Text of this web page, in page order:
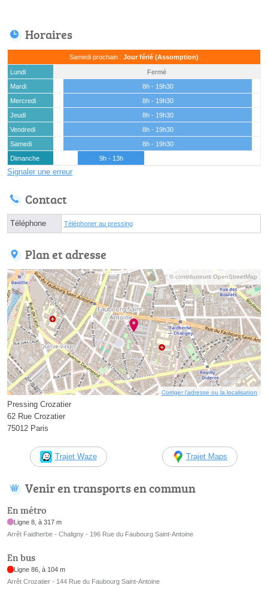
Horaires
Samedi prochain : Jour férié (Assomption)
Lundi
Fermé
Mardi
8h - 19h30
Mercredi
8h - 19h30
Jeudi
8h - 19h30
Vendredi
8h - 19h30
Samedi
8h - 19h30
Dimanche
9h - 13h
Signaler une erreur
Contact
Téléphone Téléphoner au pressing
Plan et adresse
© contributeurs OpenStreetMap
Corriger l’adresse ou la localisation
Pressing Crozatier
62 Rue Crozatier
75012 Paris
Trajet Waze Trajet Maps
Venir en transports en commun
En métro
Ligne 8, à 317 m
Arrêt Faidherbe - Chaligny - 196 Rue du Faubourg Saint-Antoine
En bus
Ligne 86, à 104 m
Arrêt Crozatier - 144 Rue du Faubourg Saint-Antoine